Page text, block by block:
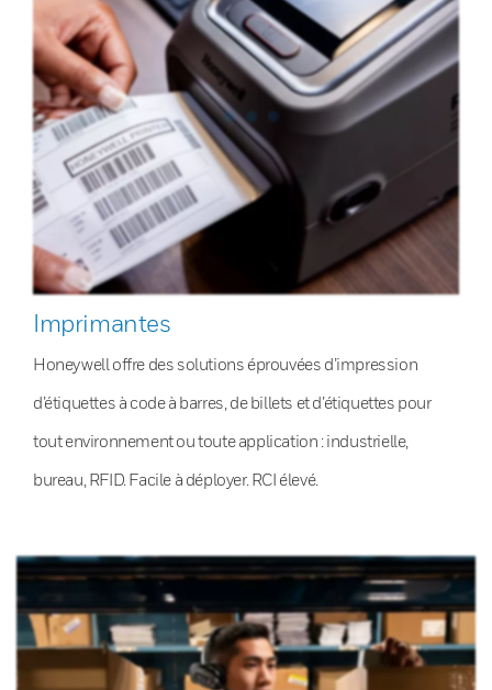
Imprimantes
Honeywell offre des solutions éprouvées d’impression
d’étiquettes à code à barres, de billets et d’étiquettes pour
tout environnement ou toute application : industrielle,
bureau, RFID. Facile à déployer. RCI élevé.